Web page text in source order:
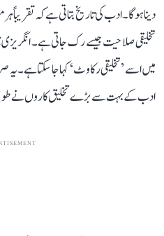
دینا ہوگا۔ ادب کی تاریخ بتاتی ہے کہ
تخلیقی صلاحیت جیسے رک جاتی ہے۔ انگریزی
میں اسے ’تخلیقی رکاوٹ‘ کہا جا سکتا ہے۔
ادب کے بہت سے بڑے تخلیق کاروں نے